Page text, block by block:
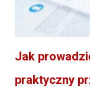
Jak
praktyczny